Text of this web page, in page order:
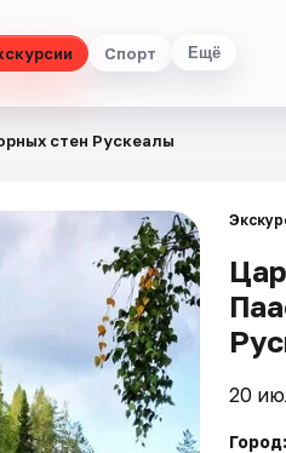
Спорт Ещё
стен Рускеалы
20
Город: